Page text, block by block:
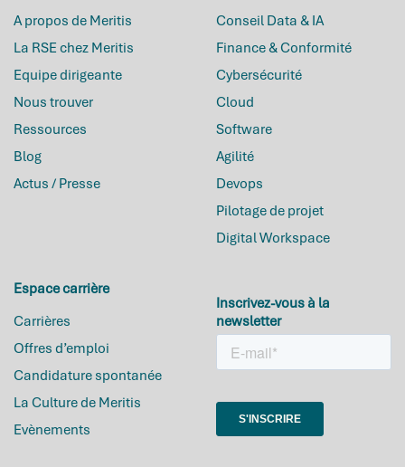
A propos de Meritis
La RSE chez Meritis
Equipe dirigeante
Nous trouver
Ressources
Blog
Actus / Presse
Conseil Data & IA
Finance & Conformité
Cybersécurité
Cloud
Software
Agilité
Devops
Pilotage de projet
Digital Workspace
Espace carrière
Carrières
Offres d’emploi
Candidature spontanée
La Culture de Meritis
Evènements
Inscrivez-vous à la
newsletter